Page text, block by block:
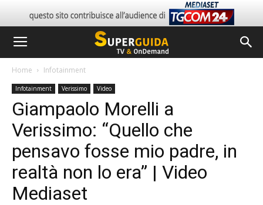
Home Infotainment
Infotainment Verissimo Video
Giampaolo Morelli a
Verissimo: “Quello che
pensavo fosse mio padre, in
realtà non lo era” | Video
Mediaset